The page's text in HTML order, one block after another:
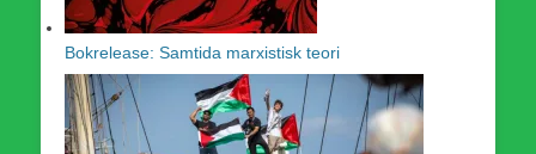
Bokrelease: Samtida marxistisk teori